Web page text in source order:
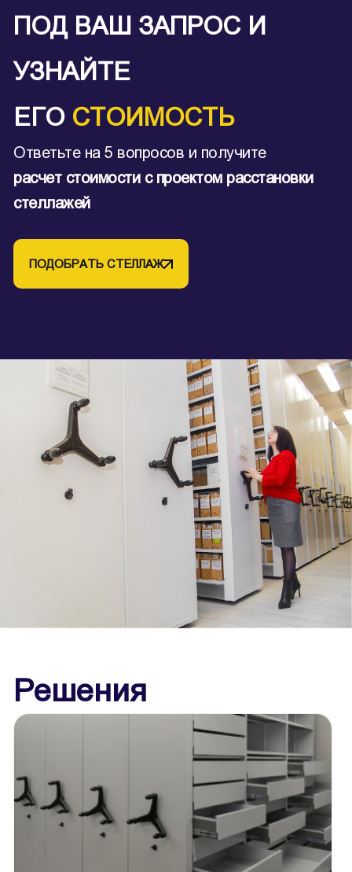
ПОД ВАШ ЗАПРОС И
УЗНАЙТЕ
ЕГО СТОИМОСТЬ
Ответьте на 5 вопросов и получите
расчет стоимости с проектом расстановки
стеллажей
ПОДОБРАТЬ СТЕЛЛАЖ
Решения